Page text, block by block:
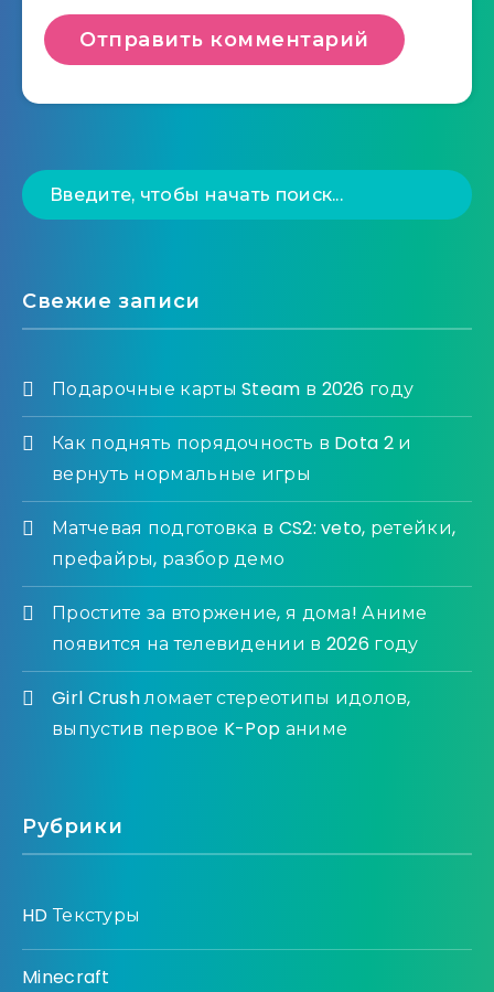
Свежие записи
Подарочные карты Steam в 2026 году
Как поднять порядочность в Dota 2 и
вернуть нормальные игры
Матчевая подготовка в CS2: veto, ретейки,
префайры, разбор демо
Простите за вторжение, я дома! Аниме
появится на телевидении в 2026 году
Girl Crush ломает стереотипы идолов,
выпустив первое K-Pop аниме
Рубрики
HD Текстуры
Minecraft